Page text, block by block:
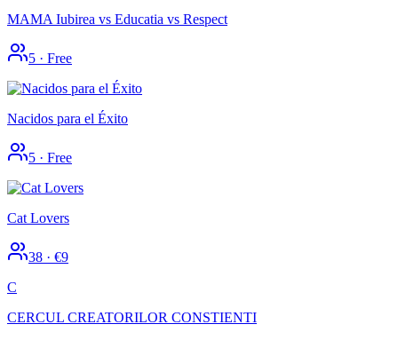
MAMA Iubirea vs Educatia vs Respect
5 · Free
Nacidos para el Éxito
5 · Free
Cat Lovers
38 · €9
C
CERCUL CREATORILOR CONSTIENTI